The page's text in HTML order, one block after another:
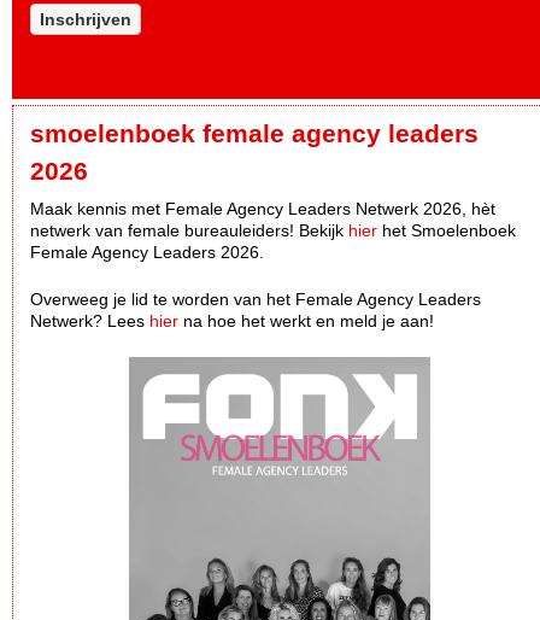
Inschrijven
smoelenboek female agency leaders
2026
Maak kennis met Female Agency Leaders Netwerk 2026, hèt
netwerk van female bureauleiders! Bekijk hier het Smoelenboek
Female Agency Leaders 2026.
Overweeg je lid te worden van het Female Agency Leaders
Netwerk? Lees hier na hoe het werkt en meld je aan!